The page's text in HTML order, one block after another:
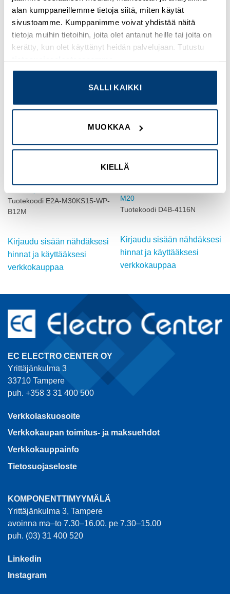
alan kumppaneillemme tietoja siitä, miten käytät
sivustoamme. Kumppanimme voivat yhdistää näitä
tietoja muihin tietoihin, joita olet antanut heille tai joita on
kerätty, kun olet käyttänyt heidän palvelujaan. Tutustu
SALLI KAIKKI
MUOKKAA
KIELLÄ
TUTUSTU MYÖS
Add to
Tuotekoodi E2A-M30KS15-WP-
B12M
Kirjaudu sisään nähdäksesi
hinnat ja käyttääksesi
verkkokauppaa
OMRON
M20
Tuotekoodi D4B-4116N
Kirjaudu sisään nähdäksesi
hinnat ja käyttääksesi
verkkokauppaa
EC ELECTRO CENTER OY
Yrittäjänkulma 3
33710 Tampere
puh. +358 3 31 400 500
Verkkolaskuosoite
Verkkokaupan toimitus- ja maksuehdot
Verkkokauppainfo
Tietosuojaseloste
KOMPONENTTIMYYMÄLÄ
Yrittäjänkulma 3, Tampere
avoinna ma–to 7.30–16.00, pe 7.30–15.00
puh. (03) 31 400 520
Linkedin
Instagram